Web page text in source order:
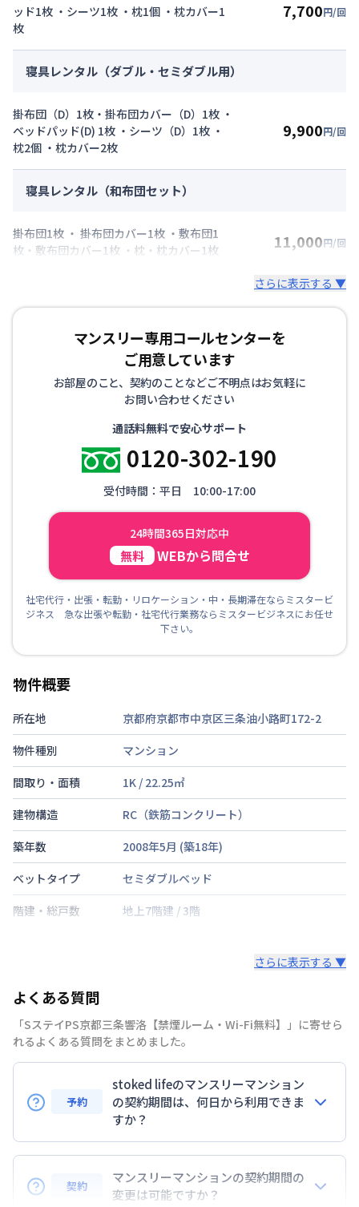
ッド1枚 ・シーツ1枚 ・枕1個 ・枕カバー1
枚
7,700円/回
寝具レンタル（ダブル・セミダブル用）
掛布団（D）1枚・掛布団カバー（D）1枚 ・
ベッドパッド(D) 1枚 ・シーツ（D）1枚 ・
枕2個 ・枕カバー2枚
9,900円/回
寝具レンタル（和布団セット）
掛布団1枚 ・ 掛布団カバー1枚 ・敷布団1
枚・敷布団カバー1枚 ・枕・枕カバー1枚
11,000円/回
さらに表示する ▼
マンスリー専用コールセンターを
ご用意しています
お部屋のこと、契約のことなどご不明点はお気軽に
お問い合わせください
通話料無料で安心サポート
0120-302-190
受付時間：平日 10:00-17:00
24時間365日対応中
無料 WEBから問合せ
社宅代行・出張・転勤・リロケーション・中・長期滞在ならミスタービ
ジネス 急な出張や転勤・社宅代行業務ならミスタービジネスにお任せ
下さい。
物件概要
所在地
京都府京都市中京区三条油小路町172-2
物件種別
マンション
間取り・面積
1K / 22.25㎡
建物構造
RC（鉄筋コンクリート）
築年数
2008年5月 (築18年)
ベットタイプ
セミダブルベッド
階建・総戸数
地上7階建 / 3階
禁煙・喫煙
京都市東西線
定員
2名
情報更新日 2026年7月27日
さらに表示する ▼
よくある質問
「SステイPS京都三条響洛【禁煙ルーム・Wi-Fi無料】」に寄せら
れるよくある質問をまとめました。
予約
stoked lifeのマンスリーマンション
の契約期間は、何日から利用できま
すか？
7日以上からのご契約期間ですが1ヶ月（30日）以上
のご契約期間の地域もございますのでお気軽にお問い
合わせください。
契約
マンスリーマンションの契約期間の
変更は可能ですか？